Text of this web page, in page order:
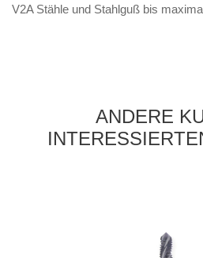
V2A Stähle und Stahlguß bis
ANDERE